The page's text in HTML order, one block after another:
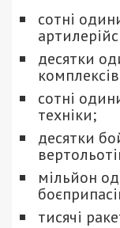
сотні
десятки
сотні
техніки;
десятки
мільйон
тисячі